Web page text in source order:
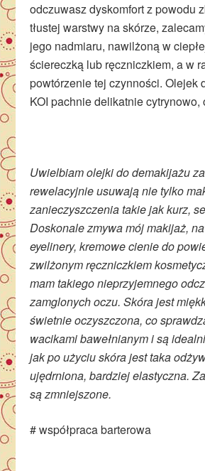
odczuwasz dyskomfort z powodu
tłustej warstwy na skórze,
jego nadmiaru, nawilżoną w
ściereczką lub ręczniczkiem, a w
powtórzenie tej czynności. Olejek
KOI pachnie delikatnie cytrynowo,
Uwielbiam olejki do demakijażu
rewelacyjnie usuwają nie tylko
zanieczyszczenia takie jak kurz,
Doskonale zmywa mój makijaż,
eyelinery, kremowe cienie do
zwilżonym ręczniczkiem
mam takiego nieprzyjemnego
zamglonych oczu. Skóra jest
świetnie oczyszczona, co
wacikami bawełnianym i są
jak po użyciu skóra jest taka
ujędrniona, bardziej elastyczna.
są zmniejszone.
# współpraca barterowa